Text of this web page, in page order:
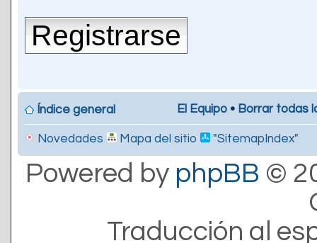
Registrarse
Índice general El Equipo • Borrar todas
Novedades Mapa del sitio "SitemapIndex"
Powered by phpBB ©
Traducción al